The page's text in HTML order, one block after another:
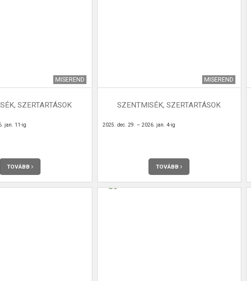
MISEREND
SZERTARTÁSOK
jan. 11-ig
TOVÁBB
MISEREND
SZENTMISÉK, SZERTARTÁSOK
2025. dec. 29. – 2026. jan. 4-ig
TOVÁBB